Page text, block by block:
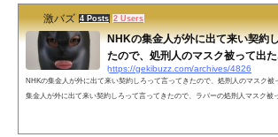
激バズ 4 Posts 2 Users
NHKの集金人が外に出て来い契約
たので、処刑人のマスク被って出
https://gekibuzz.com/archives/4826
NHKの集金人が外に出て来い契約しろって言ってきたので、処刑人のマスク被
集金人が外に出て来い契約しろって言ってきたので、ラバーの処刑人マスク被